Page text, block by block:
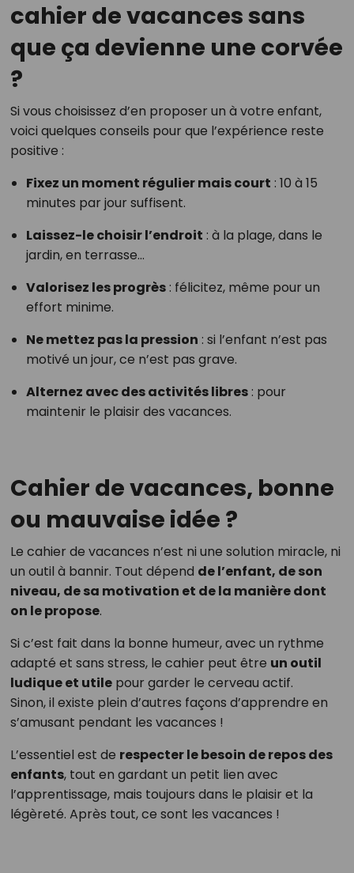
cahier de vacances sans
que ça devienne une corvée
?
Si vous choisissez d’en proposer un à votre enfant,
voici quelques conseils pour que l’expérience reste
positive :
Fixez un moment régulier mais court : 10 à 15
minutes par jour suffisent.
Laissez-le choisir l’endroit : à la plage, dans le
jardin, en terrasse…
Valorisez les progrès: félicitez, même pour un
effort minime.
Ne mettez pas la pression : si l’enfant n’est pas
motivé un jour, ce n’est pas grave.
Alternez avec des activités libres: pour
maintenir le plaisir des vacances.
Cahier de vacances, bonne
ou mauvaise idée ?
Le cahier de vacances n’est ni une solution miracle, ni
un outil à bannir. Tout dépend de l’enfant, de son
niveau, de sa motivation et de la manière dont
on le propose.
Si c’est fait dans la bonne humeur, avec un rythme
adapté et sans stress, le cahier peut être un outil
ludique et utilepour garder le cerveau actif.
Sinon, il existe plein d’autres façons d’apprendre en
s’amusant pendant les vacances !
L’essentiel est de respecter le besoin de repos des
enfants, tout en gardant un petit lien avec
l’apprentissage, mais toujours dans le plaisir et la
légèreté. Après tout, ce sont les vacances !